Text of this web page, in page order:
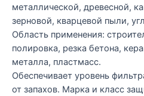
металлической, древесной,
зерновой, кварцевой пыли,
Область применения:
полировка, резка бетона,
металла, пластмасс.
Обеспечивает уровень
от запахов. Марка и класс